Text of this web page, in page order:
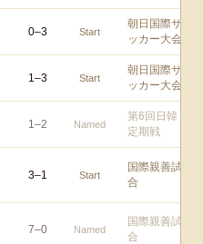
0–3 Start
朝日国際サ
ッカー大会
1–3 Start
朝日国際サ
ッカー大会
1–2 Named
第6回日韓
定期戦
3–1 Start
国際親善試
合
7–0 Named
国際親善試
合